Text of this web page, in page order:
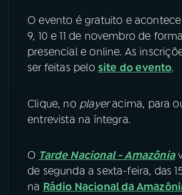
O evento é gratuito e
9, 10 e 11 de novembro de forma
presencial e online. As
ser feitas pelo site do evento.
Clique, no playeracima, para
entrevista na íntegra.
O Tarde Nacional - Amazônia
de segunda a sexta-feira, das
na Rádio Nacional da